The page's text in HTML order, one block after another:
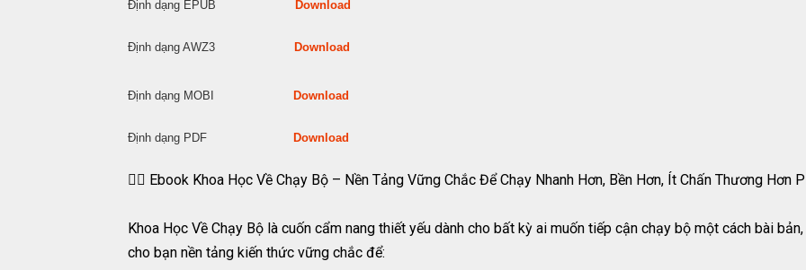
Định dạng EPUB Download
Định dạng AWZ3 Download
Định dạng MOBI Download
Định dạng PDF Download
🏃‍♂️ Ebook Khoa Học Về Chạy Bộ – Nền Tảng Vững Chắc Để Chạy Nhanh Hơn, Bền Hơn, Ít Chấn Thương Hơn
Khoa Học Về Chạy Bộ là cuốn cẩm nang thiết yếu dành cho bất kỳ ai muốn tiếp cận chạy bộ một cách bài
cho bạn nền tảng kiến thức vững chắc để: